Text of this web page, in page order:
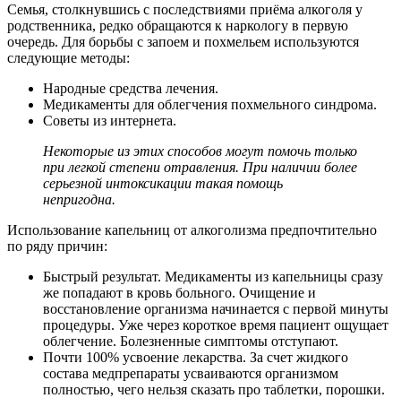
Семья, столкнувшись с последствиями приёма алкоголя у
родственника, редко обращаются к наркологу в первую
очередь. Для борьбы с запоем и похмельем используются
следующие методы:
Народные средства лечения.
Медикаменты для облегчения похмельного синдрома.
Советы из интернета.
Некоторые из этих способов могут помочь только
при легкой степени отравления. При наличии более
серьезной интоксикации такая помощь
непригодна.
Использование капельниц от алкоголизма предпочтительно
по ряду причин:
Быстрый результат. Медикаменты из капельницы сразу
же попадают в кровь больного. Очищение и
восстановление организма начинается с первой минуты
процедуры. Уже через короткое время пациент ощущает
облегчение. Болезненные симптомы отступают.
Почти 100% усвоение лекарства. За счет жидкого
состава медпрепараты усваиваются организмом
полностью, чего нельзя сказать про таблетки, порошки.